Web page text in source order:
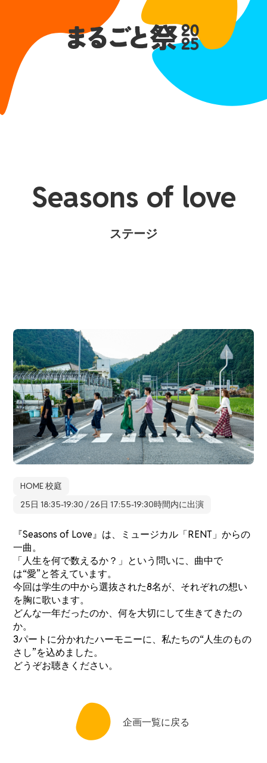
Seasons of love
ステージ
HOME 校庭
25日 18:35-19:30 / 26日 17:55-19:30時間内に出演
『Seasons of Love』は、ミュージカル「RENT」からの
一曲。
「人生を何で数えるか？」という問いに、曲中で
は“愛”と答えています。
今回は学生の中から選抜された8名が、それぞれの想い
を胸に歌います。
どんな一年だったのか、何を大切にして生きてきたの
か。
3パートに分かれたハーモニーに、私たちの“人生のもの
さし”を込めました。
どうぞお聴きください。
企画一覧に戻る